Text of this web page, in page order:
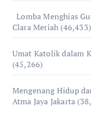
Lomba Menghias
Clara Meriah (46,433)
Umat Katolik dalam
(45,266)
Mengenang Hidup
Atma Jaya Jakarta